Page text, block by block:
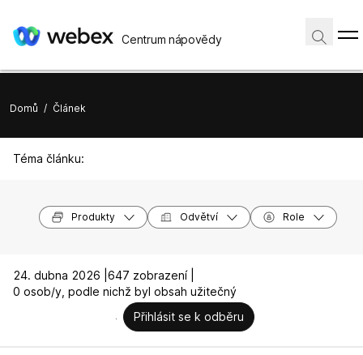
Centrum nápovědy
Domů / Článek
Téma článku:
Produkty Odvětví Role
24. dubna 2026 | 647 zobrazení |
0 osob/y, podle nichž byl obsah užitečný
Přihlásit se k odběru